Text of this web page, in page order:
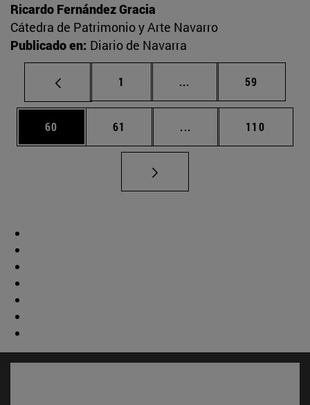
Ricardo Fernández Gracia
Cátedra de Patrimonio y Arte Navarro
Publicado en: Diario de Navarra
Página
1 ... Páginas intermedias
Página
59
Página
60 Página
61 ... Páginas intermedias
Página
110